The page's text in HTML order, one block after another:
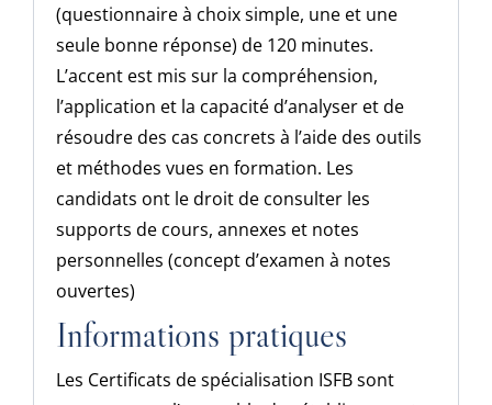
(questionnaire à choix simple, une et une
seule bonne réponse) de 120 minutes.
L’accent est mis sur la compréhension,
l’application et la capacité d’analyser et de
résoudre des cas concrets à l’aide des outils
et méthodes vues en formation. Les
candidats ont le droit de consulter les
supports de cours, annexes et notes
personnelles (concept d’examen à notes
ouvertes)
Informations pratiques
Les Certificats de spécialisation ISFB sont